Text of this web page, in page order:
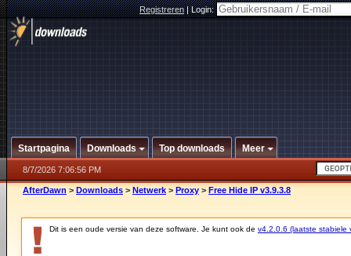
Registreren|Login:
Startpagina Downloads Top downloads Meer
8/7/2026 7:06:56 PM
AfterDawn > Downloads > Netwerk > Proxy > Free Hide IP v3.9.3.8
Dit is een oude versie van deze software. Je kunt ook de v4.2.0.6 (laatste stabiele